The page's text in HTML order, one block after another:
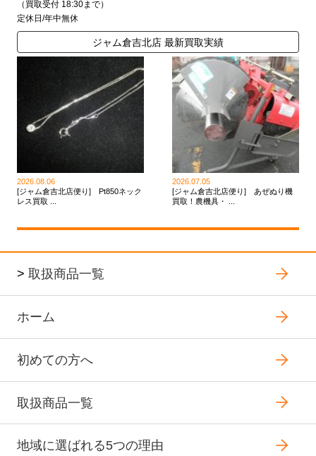
（買取受付 18:30まで）
定休日/年中無休
ジャム倉吉北店 最新買取実績
2026.08.06
[ジャム倉吉北店便り] Pt850ネック
レス買取 ...
2026.07.05
[ジャム倉吉北店便り] あぜぬり機
買取！農機具・ ...
> 取扱商品一覧
ホーム
初めての方へ
取扱商品一覧
地域に選ばれる5つの理由